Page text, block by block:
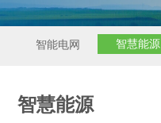
智能电网 智慧能源
智慧能源